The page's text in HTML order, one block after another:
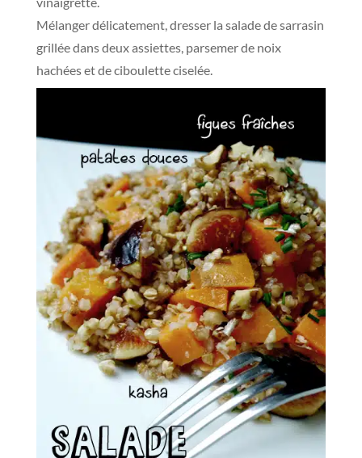
Mélanger délicatement, dresser la salade de sarrasin
grillée dans deux assiettes, parsemer de noix
hachées et de ciboulette ciselée.